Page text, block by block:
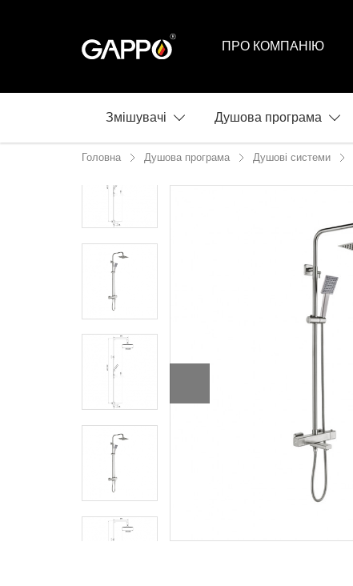
ПРО КОМПАНІЮ
Змішувачі Душова програма
Головна Душова програма Душові системи